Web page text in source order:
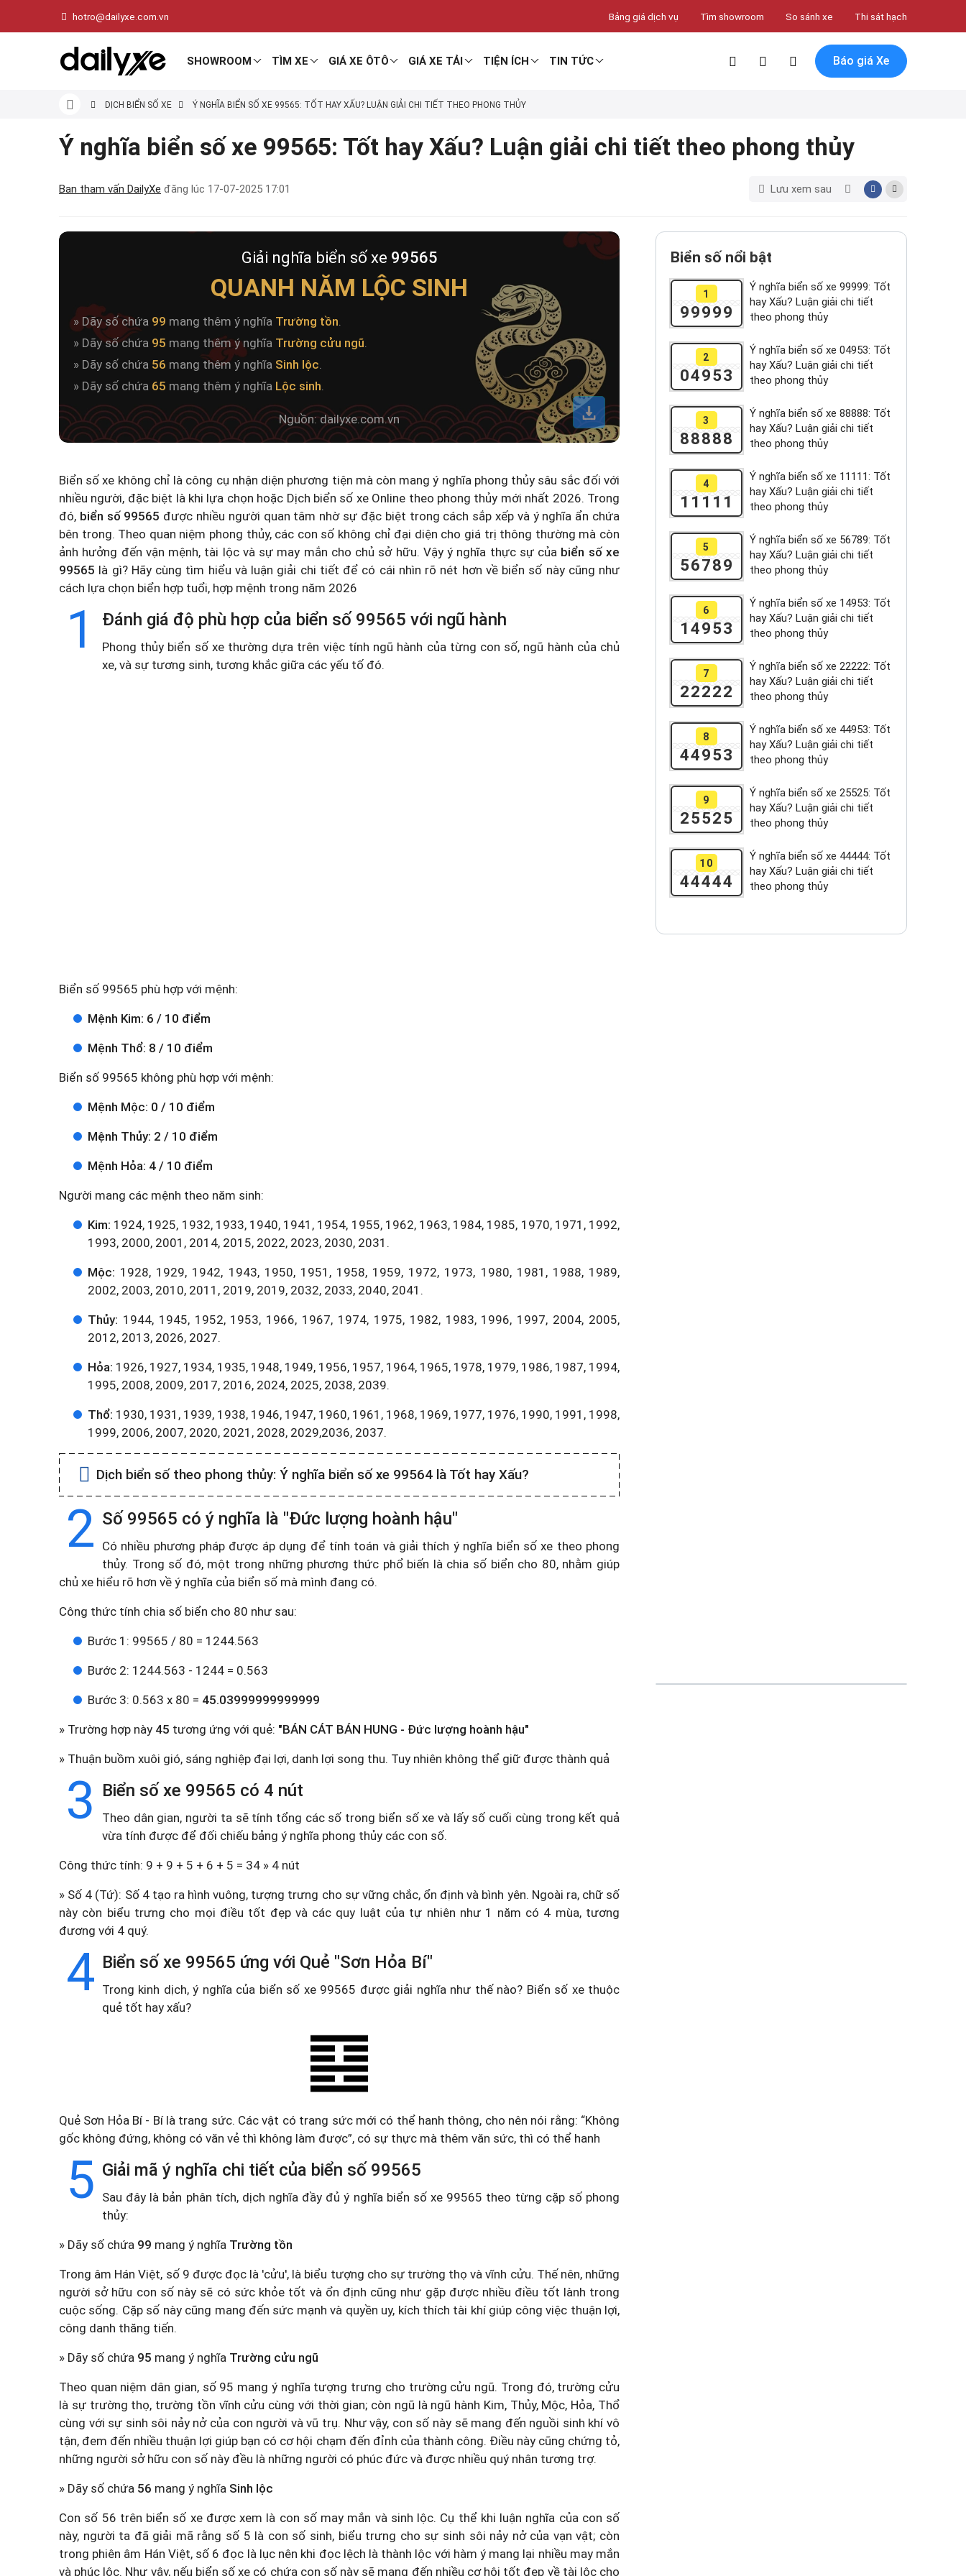
hotro@dailyxe.com.vn Bảng giá dịch vụ Tìm showroom So sánh xe Thi sát hạch
SHOWROOM TÌM XE GIÁ XE ÔTÔ GIÁ XE TẢI TIỆN ÍCH TIN TỨC Báo giá Xe
DỊCH BIỂN SỐ XE Ý NGHĨA BIỂN SỐ XE 99565: TỐT HAY XẤU? LUẬN GIẢI CHI TIẾT THEO PHONG THỦY
Ý nghĩa biển số xe 99565: Tốt hay Xấu? Luận giải chi tiết theo phong thủy
Ban tham vấn DailyXe đăng lúc 17-07-2025 17:01 Lưu xem sau
Giải nghĩa biển số xe 99565
QUANH NĂM LỘC SINH
» Dãy số chứa 99 mang thêm ý nghĩa Trường tồn.
» Dãy số chứa 95 mang thêm ý nghĩa Trường cửu ngũ.
» Dãy số chứa 56 mang thêm ý nghĩa Sinh lộc.
» Dãy số chứa 65 mang thêm ý nghĩa Lộc sinh.
Nguồn: dailyxe.com.vn
Biển số xe không chỉ là công cụ nhận diện phương tiện mà còn mang ý nghĩa phong thủy sâu sắc đối với
nhiều người, đặc biệt là khi lựa chọn hoặc Dịch biển số xe Online theo phong thủy mới nhất 2026. Trong
đó, biển số 99565 được nhiều người quan tâm nhờ sự đặc biệt trong cách sắp xếp và ý nghĩa ẩn chứa
bên trong. Theo quan niệm phong thủy, các con số không chỉ đại diện cho giá trị thông thường mà còn
ảnh hưởng đến vận mệnh, tài lộc và sự may mắn cho chủ sở hữu. Vậy ý nghĩa thực sự của biển số xe
99565 là gì? Hãy cùng tìm hiểu và luận giải chi tiết để có cái nhìn rõ nét hơn về biển số này cũng như
cách lựa chọn biển hợp tuổi, hợp mệnh trong năm 2026
1 Đánh giá độ phù hợp của biển số 99565 với ngũ hành
Phong thủy biển số xe thường dựa trên việc tính ngũ hành của từng con số, ngũ hành của chủ
xe, và sự tương sinh, tương khắc giữa các yếu tố đó.
Biển số 99565 phù hợp với mệnh:
Mệnh Kim: 6 / 10 điểm
Mệnh Thổ: 8 / 10 điểm
Biển số 99565 không phù hợp với mệnh:
Mệnh Mộc: 0 / 10 điểm
Mệnh Thủy: 2 / 10 điểm
Mệnh Hỏa: 4 / 10 điểm
Người mang các mệnh theo năm sinh:
Kim: 1924, 1925, 1932, 1933, 1940, 1941, 1954, 1955, 1962, 1963, 1984, 1985, 1970, 1971, 1992,
1993, 2000, 2001, 2014, 2015, 2022, 2023, 2030, 2031.
Mộc: 1928, 1929, 1942, 1943, 1950, 1951, 1958, 1959, 1972, 1973, 1980, 1981, 1988, 1989,
2002, 2003, 2010, 2011, 2019, 2019, 2032, 2033, 2040, 2041.
Thủy: 1944, 1945, 1952, 1953, 1966, 1967, 1974, 1975, 1982, 1983, 1996, 1997, 2004, 2005,
2012, 2013, 2026, 2027.
Hỏa: 1926, 1927, 1934, 1935, 1948, 1949, 1956, 1957, 1964, 1965, 1978, 1979, 1986, 1987, 1994,
1995, 2008, 2009, 2017, 2016, 2024, 2025, 2038, 2039.
Thổ: 1930, 1931, 1939, 1938, 1946, 1947, 1960, 1961, 1968, 1969, 1977, 1976, 1990, 1991, 1998,
1999, 2006, 2007, 2020, 2021, 2028, 2029,2036, 2037.
Dịch biển số theo phong thủy: Ý nghĩa biển số xe 99564 là Tốt hay Xấu?
2 Số 99565 có ý nghĩa là "Đức lượng hoành hậu"
Có nhiều phương pháp được áp dụng để tính toán và giải thích ý nghĩa biển số xe theo phong
thủy. Trong số đó, một trong những phương thức phổ biến là chia số biển cho 80, nhằm giúp
chủ xe hiểu rõ hơn về ý nghĩa của biển số mà mình đang có.
Công thức tính chia số biển cho 80 như sau:
Bước 1: 99565 / 80 = 1244.563
Bước 2: 1244.563 - 1244 = 0.563
Bước 3: 0.563 x 80 = 45.03999999999999
» Trường hợp này 45 tương ứng với quẻ: "BÁN CÁT BÁN HUNG - Đức lượng hoành hậu"
» Thuận buồm xuôi gió, sáng nghiệp đại lợi, danh lợi song thu. Tuy nhiên không thể giữ được thành quả
3 Biển số xe 99565 có 4 nút
Theo dân gian, người ta sẽ tính tổng các số trong biển số xe và lấy số cuối cùng trong kết quả
vừa tính được để đối chiếu bảng ý nghĩa phong thủy các con số.
Công thức tính: 9 + 9 + 5 + 6 + 5 = 34 » 4 nút
» Số 4 (Tứ): Số 4 tạo ra hình vuông, tượng trưng cho sự vững chắc, ổn định và bình yên. Ngoài ra, chữ số
này còn biểu trưng cho mọi điều tốt đẹp và các quy luật của tự nhiên như 1 năm có 4 mùa, tương
đương với 4 quý.
4 Biển số xe 99565 ứng với Quẻ "Sơn Hỏa Bí"
Trong kinh dịch, ý nghĩa của biển số xe 99565 được giải nghĩa như thế nào? Biển số xe thuộc
quẻ tốt hay xấu?
Quẻ Sơn Hỏa Bí - Bí là trang sức. Các vật có trang sức mới có thể hanh thông, cho nên nói rằng: “Không
gốc không đứng, không có văn vẻ thì không làm được”, có sự thực mà thêm văn sức, thì có thể hanh
5 Giải mã ý nghĩa chi tiết của biển số 99565
Sau đây là bản phân tích, dịch nghĩa đầy đủ ý nghĩa biển số xe 99565 theo từng cặp số phong
thủy:
» Dãy số chứa 99 mang ý nghĩa Trường tồn
Trong âm Hán Việt, số 9 được đọc là 'cửu', là biểu tượng cho sự trường thọ và vĩnh cửu. Thế nên, những
người sở hữu con số này sẽ có sức khỏe tốt và ổn định cũng như gặp được nhiều điều tốt lành trong
cuộc sống. Cặp số này cũng mang đến sức mạnh và quyền uy, kích thích tài khí giúp công việc thuận lợi,
công danh thăng tiến.
» Dãy số chứa 95 mang ý nghĩa Trường cửu ngũ
Theo quan niệm dân gian, số 95 mang ý nghĩa tượng trưng cho trường cửu ngũ. Trong đó, trường cửu
là sự trường thọ, trường tồn vĩnh cửu cùng với thời gian; còn ngũ là ngũ hành Kim, Thủy, Mộc, Hỏa, Thổ
cùng với sự sinh sôi nảy nở của con người và vũ trụ. Như vậy, con số này sẽ mang đến nguồi sinh khí vô
tận, đem đến nhiều thuận lợi giúp bạn có cơ hội chạm đến đỉnh của thành công. Điều này cũng chứng tỏ,
những người sở hữu con số này đều là những người có phúc đức và được nhiều quý nhân tương trợ.
» Dãy số chứa 56 mang ý nghĩa Sinh lộc
Con số 56 trên biển số xe được xem là con số may mắn và sinh lộc. Cụ thể khi luận nghĩa của con số
này, người ta đã giải mã rằng số 5 là con số sinh, biểu trưng cho sự sinh sôi nảy nở của vạn vật; còn
trong phiên âm Hán Việt, số 6 đọc là lục nên khi đọc lệch là thành lộc với hàm ý mang lại nhiều may mắn
và phúc lộc. Như vậy, nếu biển số xe có chứa con số này sẽ mang đến nhiều cơ hội tốt đẹp về tài lộc cho
Biển số nổi bật
1
99999
Ý nghĩa biển số xe 99999: Tốt
hay Xấu? Luận giải chi tiết
theo phong thủy
2
04953
Ý nghĩa biển số xe 04953: Tốt
hay Xấu? Luận giải chi tiết
theo phong thủy
3
88888
Ý nghĩa biển số xe 88888: Tốt
hay Xấu? Luận giải chi tiết
theo phong thủy
4
11111
Ý nghĩa biển số xe 11111: Tốt
hay Xấu? Luận giải chi tiết
theo phong thủy
5
56789
Ý nghĩa biển số xe 56789: Tốt
hay Xấu? Luận giải chi tiết
theo phong thủy
6
14953
Ý nghĩa biển số xe 14953: Tốt
hay Xấu? Luận giải chi tiết
theo phong thủy
7
22222
Ý nghĩa biển số xe 22222: Tốt
hay Xấu? Luận giải chi tiết
theo phong thủy
8
44953
Ý nghĩa biển số xe 44953: Tốt
hay Xấu? Luận giải chi tiết
theo phong thủy
9
25525
Ý nghĩa biển số xe 25525: Tốt
hay Xấu? Luận giải chi tiết
theo phong thủy
10
44444
Ý nghĩa biển số xe 44444: Tốt
hay Xấu? Luận giải chi tiết
theo phong thủy